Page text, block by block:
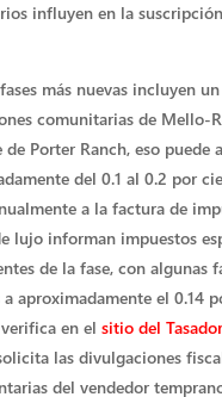
influyen en la suscripción
más nuevas incluyen
comunitarias de Mello-
Porter Ranch, eso puede
del 0.1 al 0.2 por
a la factura de
lujo informan impuestos
de la fase, con algunas
a aproximadamente el 0.14
en el sitio del
las divulgaciones
del vendedor